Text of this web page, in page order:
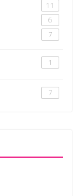
11
6
7
1
7